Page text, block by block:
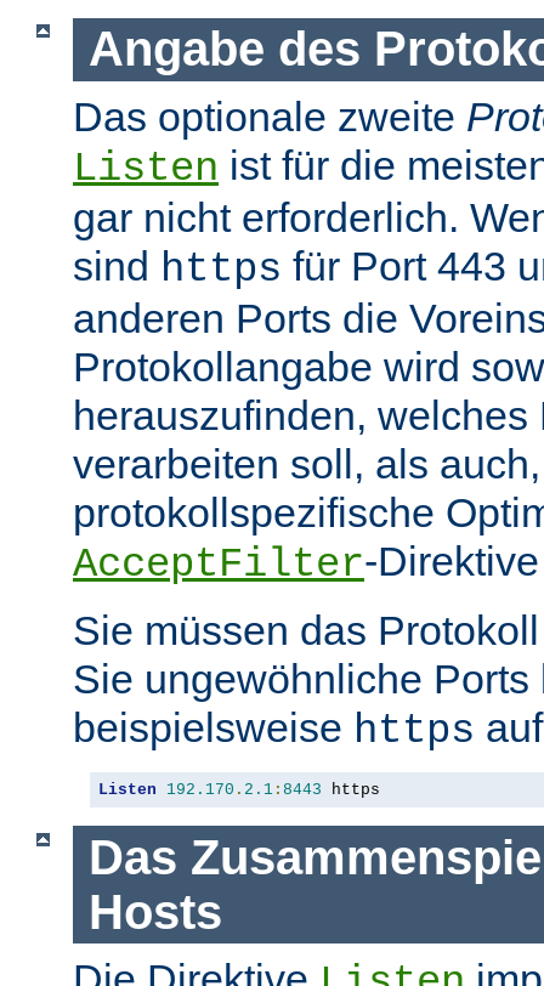
Angabe des
Das optionale zweite
Listen ist für die
gar nicht erforderlich.
sind https für Port 443
anderen Ports die
Protokollangabe wird
herauszufinden, welches
verarbeiten soll, als
protokollspezifische
AcceptFilter-
Sie müssen das
Sie ungewöhnliche Ports
beispielsweise https
Listen 192.170 . 2.1 : 8443 https
Das
Hosts